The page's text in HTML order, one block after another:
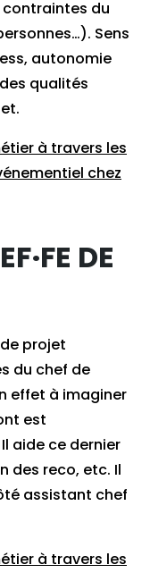
du
Sens
autonomie
qualités
à travers les
chez
DE
projet
du chef de
effet à imaginer
est
aide ce dernier
des reco, etc. Il
assistant chef
à travers les